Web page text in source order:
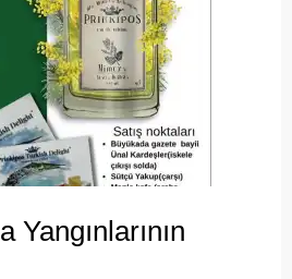
Yangınlarının